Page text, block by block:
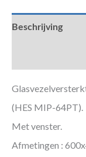
Beschrijving
(HES MIP-64PT).
Met venster.
Afmetingen :